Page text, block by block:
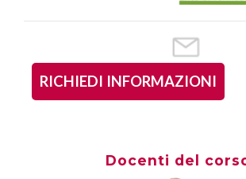
RICHIEDI INFORMAZIONI
Docenti del